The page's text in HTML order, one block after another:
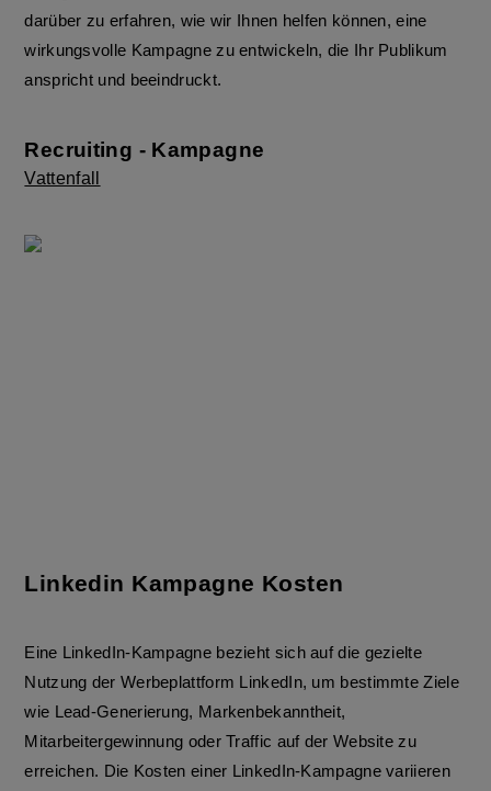
darüber zu erfahren, wie wir Ihnen helfen können, eine
wirkungsvolle Kampagne zu entwickeln, die Ihr Publikum
anspricht und beeindruckt.
Recruiting - Kampagne
Vattenfall
Linkedin Kampagne Kosten
Eine LinkedIn-Kampagne bezieht sich auf die gezielte
Nutzung der Werbeplattform LinkedIn, um bestimmte Ziele
wie Lead-Generierung, Markenbekanntheit,
Mitarbeitergewinnung oder Traffic auf der Website zu
erreichen. Die Kosten einer LinkedIn-Kampagne variieren